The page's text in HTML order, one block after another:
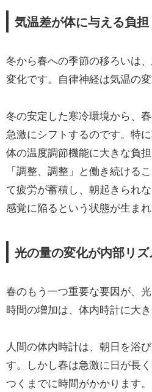
気温差が体に与える負担
冬から春への季節の移ろいは
変化です。自律神経は気温の
冬の安定した寒冷環境から、
急激にシフトするのです。特
体の温度調節機能に大きな負
「調整、調整」と働き続ける
て疲労が蓄積し、朝起きられ
感覚に陥るという状態が生まれ
光の量の変化が内部リ
春のもう一つ重要な要因が、
時間の増加は、体内時計に大き
人間の体内時計は、朝日を浴
す。しかし春は急激に日が長
つくまでに時間がかかります